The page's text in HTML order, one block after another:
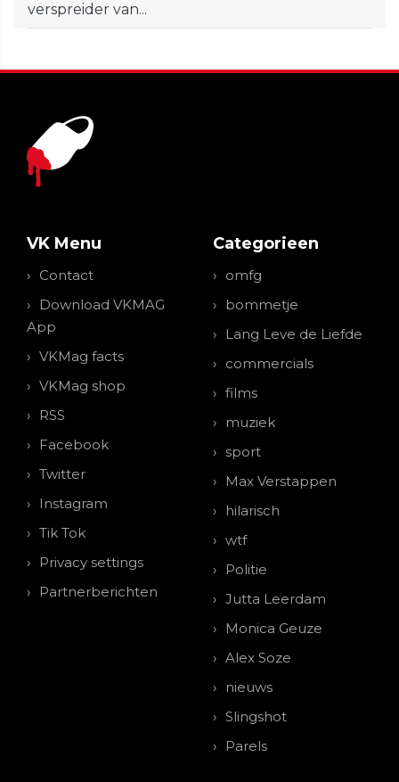
verspreider van...
VK Menu
Contact
Download VKMAG
App
VKMag facts
VKMag shop
RSS
Facebook
Twitter
Instagram
Tik Tok
Privacy settings
Partnerberichten
Categorieen
omfg
bommetje
Lang Leve de Liefde
commercials
films
muziek
sport
Max Verstappen
hilarisch
wtf
Politie
Jutta Leerdam
Monica Geuze
Alex Soze
nieuws
Slingshot
Parels